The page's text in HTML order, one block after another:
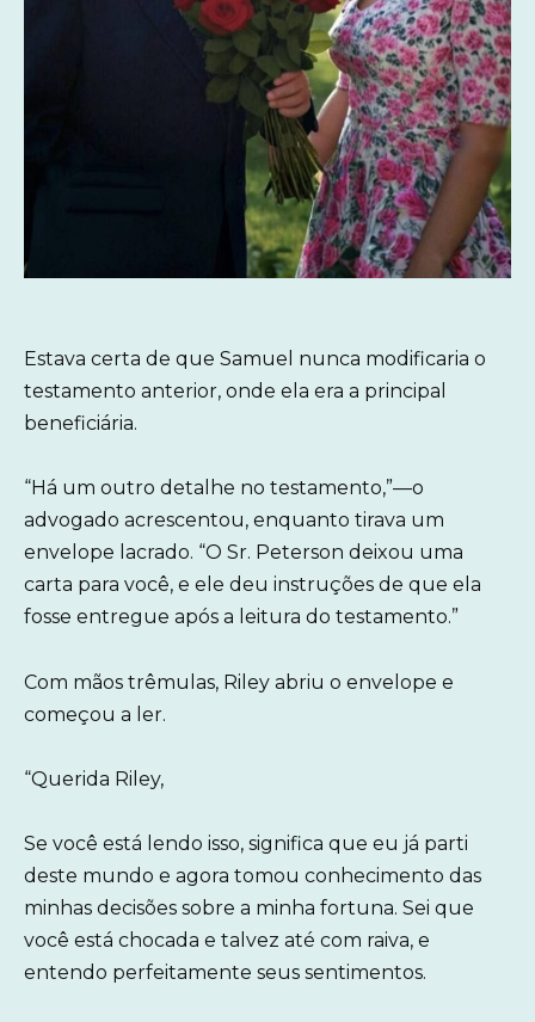
Estava certa de que Samuel nunca modificaria o
testamento anterior, onde ela era a principal
beneficiária.
“Há um outro detalhe no testamento,”—o
advogado acrescentou, enquanto tirava um
envelope lacrado. “O Sr. Peterson deixou uma
carta para você, e ele deu instruções de que ela
fosse entregue após a leitura do testamento.”
Com mãos trêmulas, Riley abriu o envelope e
começou a ler.
“Querida Riley,
Se você está lendo isso, significa que eu já parti
deste mundo e agora tomou conhecimento das
minhas decisões sobre a minha fortuna. Sei que
você está chocada e talvez até com raiva, e
entendo perfeitamente seus sentimentos.